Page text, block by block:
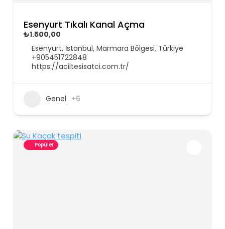
Esenyurt Tıkalı Kanal Açma
₺1.500,00
Esenyurt, İstanbul, Marmara Bölgesi, Türkiye
+905451722848
https://aciltesisatci.com.tr/
Genel +6
Popüler